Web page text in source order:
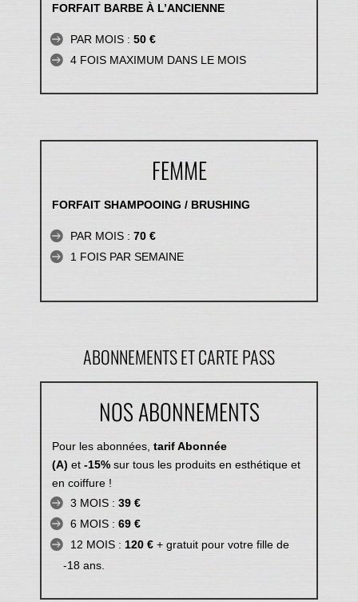
FORFAIT BARBE À L’ANCIENNE
PAR MOIS : 50 €
4 FOIS MAXIMUM DANS LE MOIS
FEMME
FORFAIT SHAMPOOING / BRUSHING
PAR MOIS : 70 €
1 FOIS PAR SEMAINE
ABONNEMENTS ET CARTE PASS
NOS ABONNEMENTS
Pour les abonnées, tarif Abonnée
(A) et -15% sur tous les produits en esthétique et
en coiffure !
3 MOIS : 39 €
6 MOIS : 69 €
12 MOIS : 120 €+ gratuit pour votre fille de
-18 ans.